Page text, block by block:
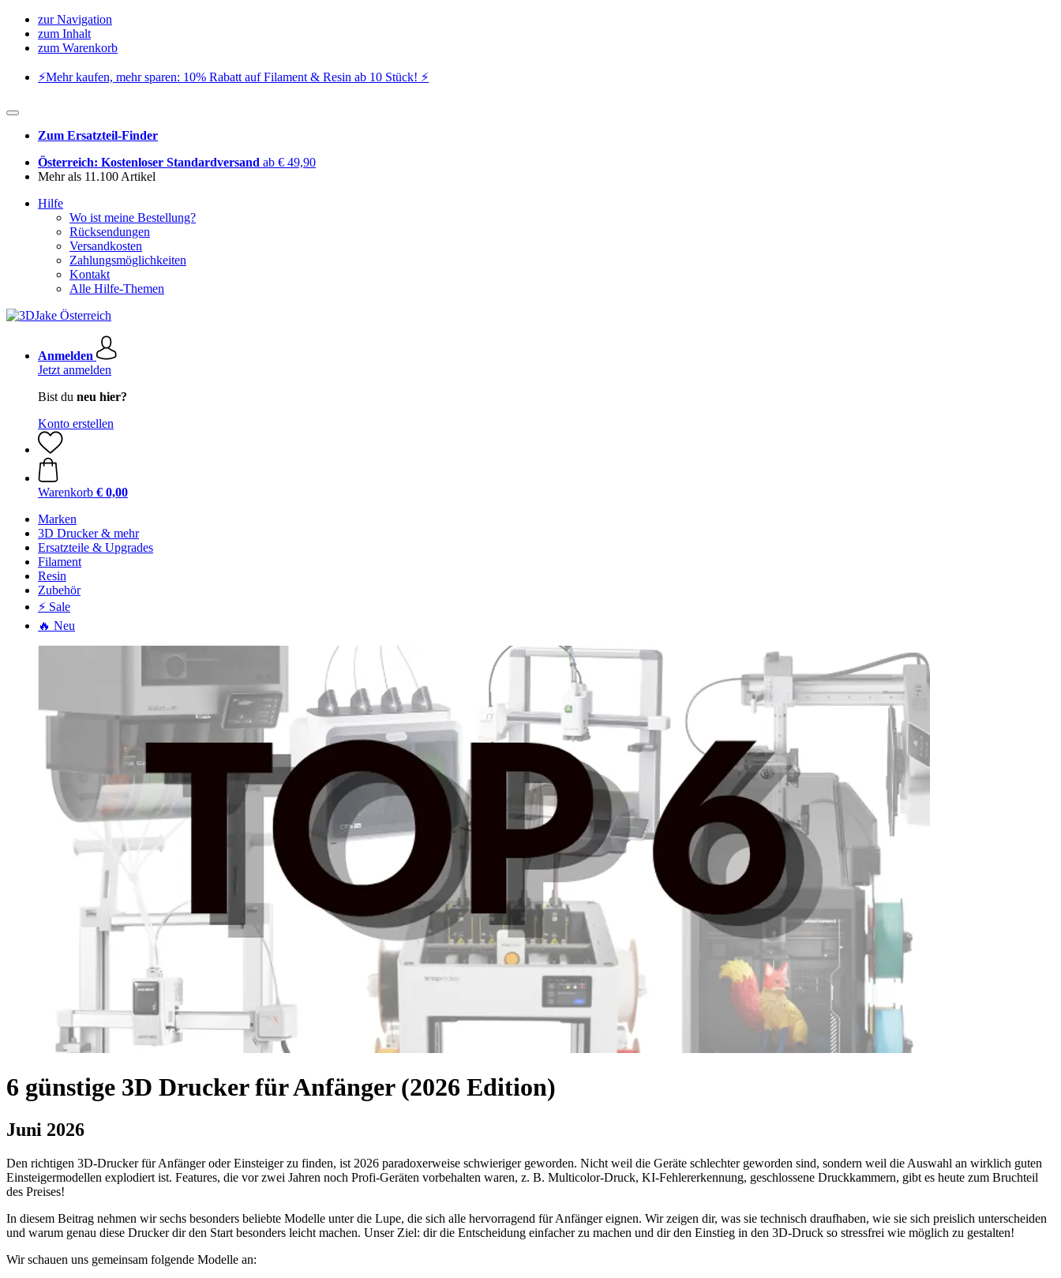
zur Navigation
zum Inhalt
zum Warenkorb
⚡️Mehr kaufen, mehr sparen: 10% Rabatt auf Filament & Resin ab 10 Stück! ⚡️
Zum Ersatzteil-Finder
Österreich: Kostenloser Standardversand ab € 49,90
Mehr als 11.100 Artikel
Hilfe
Wo ist meine Bestellung?
Rücksendungen
Versandkosten
Zahlungsmöglichkeiten
Kontakt
Alle Hilfe-Themen
Anmelden
Jetzt anmelden
Bist du neu hier?
Konto erstellen
Warenkorb € 0,00
Marken
3D Drucker & mehr
Ersatzteile & Upgrades
Filament
Resin
Zubehör
⚡ Sale
🔥 Neu
6 günstige 3D Drucker für Anfänger (2026 Edition)
Juni 2026
Den richtigen 3D-Drucker für Anfänger oder Einsteiger zu finden, ist 2026 paradoxerweise schwieriger geworden. Nicht weil die Geräte schlechter geworden sind, sondern weil die Auswahl an wirklich guten
Einsteigermodellen explodiert ist. Features, die vor zwei Jahren noch Profi-Geräten vorbehalten waren, z. B. Multicolor-Druck, KI-Fehlererkennung, geschlossene Druckkammern, gibt es heute zum Bruchteil
des Preises!
In diesem Beitrag nehmen wir sechs besonders beliebte Modelle unter die Lupe, die sich alle hervorragend für Anfänger eignen. Wir zeigen dir, was sie technisch draufhaben, wie sie sich preislich unterscheiden
und warum genau diese Drucker dir den Start besonders leicht machen. Unser Ziel: dir die Entscheidung einfacher zu machen und dir den Einstieg in den 3D-Druck so stressfrei wie möglich zu gestalten!
Wir schauen uns gemeinsam folgende Modelle an: